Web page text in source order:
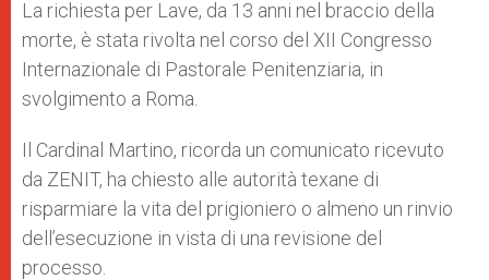
p
p
g
e
r
o
k
r
La richiesta per Lave, da 13 anni nel braccio della
morte, è stata rivolta nel corso del XII Congresso
Internazionale di Pastorale Penitenziaria, in
svolgimento a Roma.
Il Cardinal Martino, ricorda un comunicato ricevuto
da ZENIT, ha chiesto alle autorità texane di
risparmiare la vita del prigioniero o almeno un rinvio
dell’esecuzione in vista di una revisione del
processo.